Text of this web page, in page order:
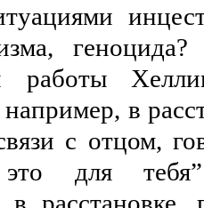
работы
в
с отцом,
для
расстановке,